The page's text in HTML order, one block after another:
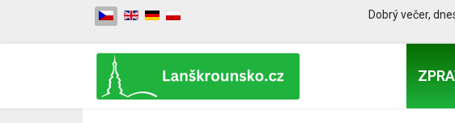
Zvolte jazyk Dobrý večer,